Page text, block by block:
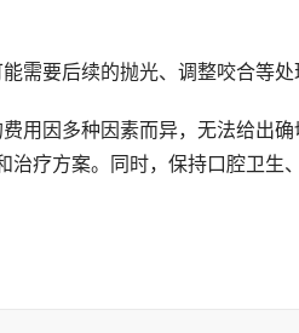
能需要后续的抛光、调整咬合等
治疗方案。同时，保持口腔卫